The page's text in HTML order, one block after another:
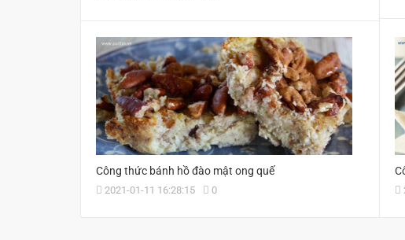
Công thức bánh hồ đào mật ong quế
2021-01-11 16:28:15 0